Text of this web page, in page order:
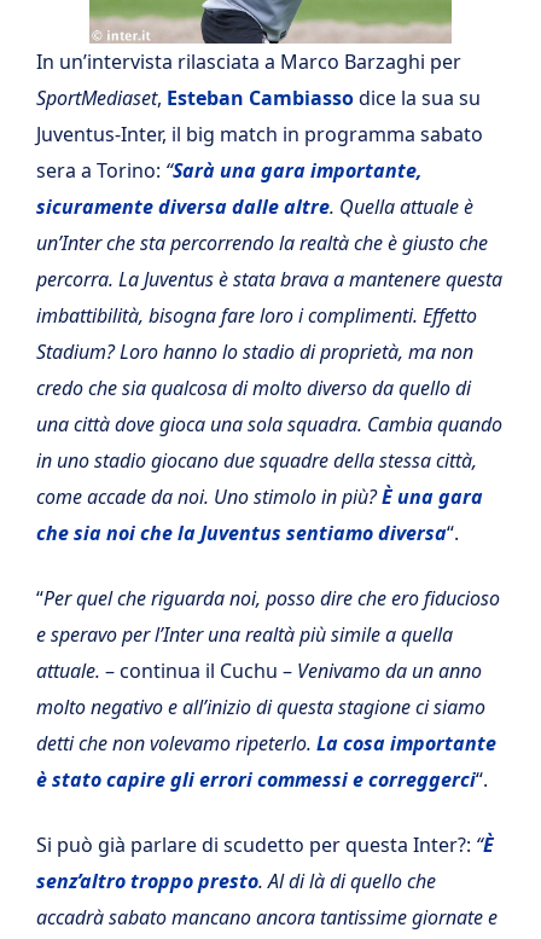
In un’intervista rilasciata a Marco Barzaghi per
SportMediaset, Esteban Cambiassodice la sua su
Juventus-Inter, il big match in programma sabato
sera a Torino: “Sarà una gara importante,
sicuramente diversa dalle altre. Quella attuale è
un’Inter che sta percorrendo la realtà che è giusto che
percorra. La Juventus è stata brava a mantenere questa
imbattibilità, bisogna fare loro i complimenti. Effetto
Stadium? Loro hanno lo stadio di proprietà, ma non
credo che sia qualcosa di molto diverso da quello di
una città dove gioca una sola squadra. Cambia quando
in uno stadio giocano due squadre della stessa città,
come accade da noi. Uno stimolo in più?È una gara
che sia noi che la Juventus sentiamo diversa“.
“Per quel che riguarda noi, posso dire che ero fiducioso
e speravo per l’Inter una realtà più simile a quella
attuale. – continua il Cuchu – Venivamo da un anno
molto negativo e all’inizio di questa stagione ci siamo
detti che non volevamo ripeterlo. La cosa importante
è stato capire gli errori commessi e correggerci“.
Si può già parlare di scudetto per questa Inter?: “È
senz’altro troppo presto. Al di là di quello che
accadrà sabato mancano ancora tantissime giornate e